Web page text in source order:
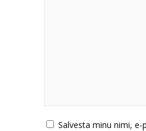
Salvesta minu nimi, e-